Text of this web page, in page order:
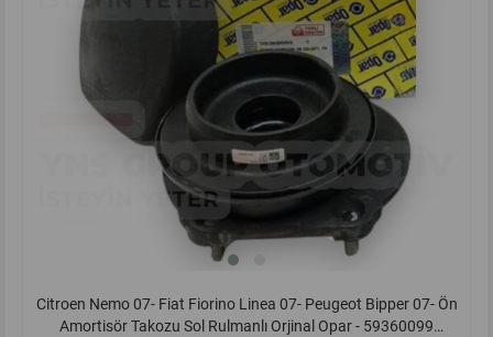
Citroen Nemo 07- Fiat Fiorino Linea 07- Peugeot Bipper 07- Ön
Amortisör Takozu Sol Rulmanlı Orjinal Opar - 59360099